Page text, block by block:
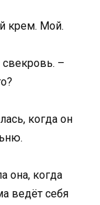
крем. Мой.
–
когда он
она, когда
ведёт себя